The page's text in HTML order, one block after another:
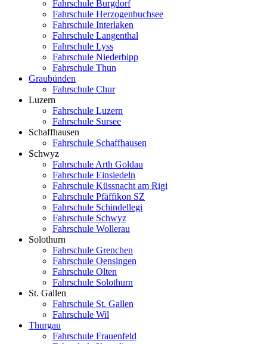
Fahrschule Burgdorf
Fahrschule Herzogenbuchsee
Fahrschule Interlaken
Fahrschule Langenthal
Fahrschule Lyss
Fahrschule Niederbipp
Fahrschule Thun
Graubünden
Fahrschule Chur
Luzern
Fahrschule Luzern
Fahrschule Sursee
Schaffhausen
Fahrschule Schaffhausen
Schwyz
Fahrschule Arth Goldau
Fahrschule Einsiedeln
Fahrschule Küssnacht am Rigi
Fahrschule Pfäffikon SZ
Fahrschule Schindellegi
Fahrschule Schwyz
Fahrschule Wollerau
Solothurn
Fahrschule Grenchen
Fahrschule Oensingen
Fahrschule Olten
Fahrschule Solothurn
St. Gallen
Fahrschule St. Gallen
Fahrschule Wil
Thurgau
Fahrschule Frauenfeld